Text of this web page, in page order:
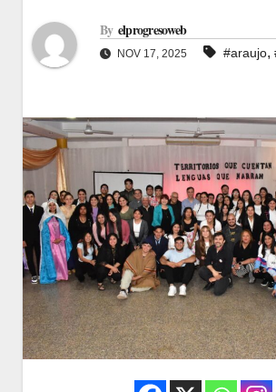
By elprogresoweb
NOV 17, 2025 #araujo,